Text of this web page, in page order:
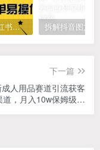
2023年最新小红书成人电商项目，简单易操作【详细教程】
下一篇
人用品赛道引流获客
道，月入10w保姆级教